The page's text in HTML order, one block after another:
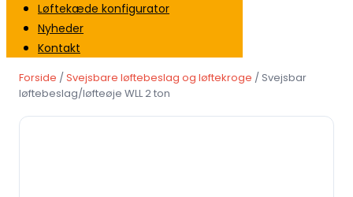
Løftekæde konfigurator
Nyheder
Kontakt
Forside /Svejsbare løftebeslag og løftekroge / Svejsbar
løftebeslag/løfteøje WLL 2 ton